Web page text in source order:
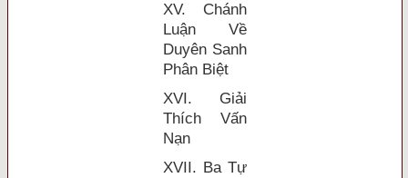
XV. Chánh
Luận Về
Duyên Sanh
Phân Biệt
XVI. Giải
Thích Vấn
Nạn
XVII. Ba Tự